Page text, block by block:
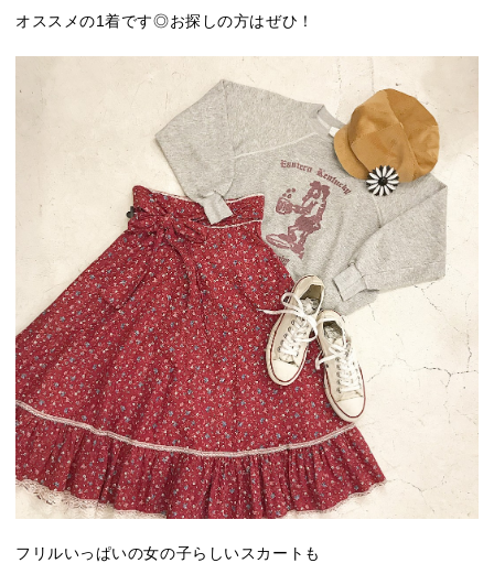
オススメの1着です◎お探しの方はぜひ！
フリルいっぱいの女の子らしいスカートも